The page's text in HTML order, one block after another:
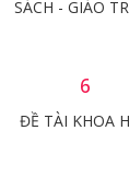
SÁCH - GIÁO
6
ĐỀ TÀI KHOA